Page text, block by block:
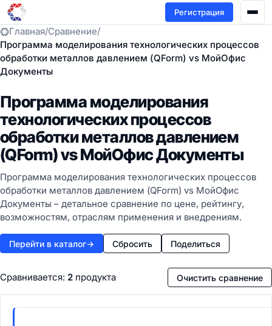
Регистрация
Главная/Сравнение/
Программа моделирования технологических процессов
обработки металлов давлением (QForm) vs МойОфис
Документы
Программа моделирования
технологических процессов
обработки металлов давлением
(QForm) vs МойОфис Документы
Программа моделирования технологических процессов
обработки металлов давлением (QForm) vs МойОфис
Документы – детальное сравнение по цене, рейтингу,
возможностям, отраслям применения и внедрениям.
Перейти в каталог→ Сбросить Поделиться
Сравнивается: 2 продукта Очистить сравнение